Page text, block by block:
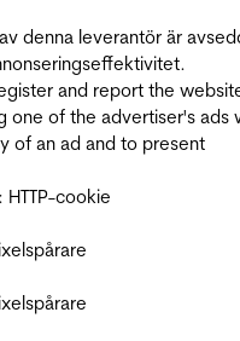
denna leverantör är
and report the
one of the advertiser's ads
of an ad and to present
: HTTP-cookie